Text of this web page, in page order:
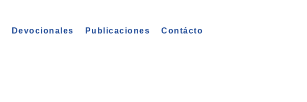
Devocionales Publicaciones Contácto